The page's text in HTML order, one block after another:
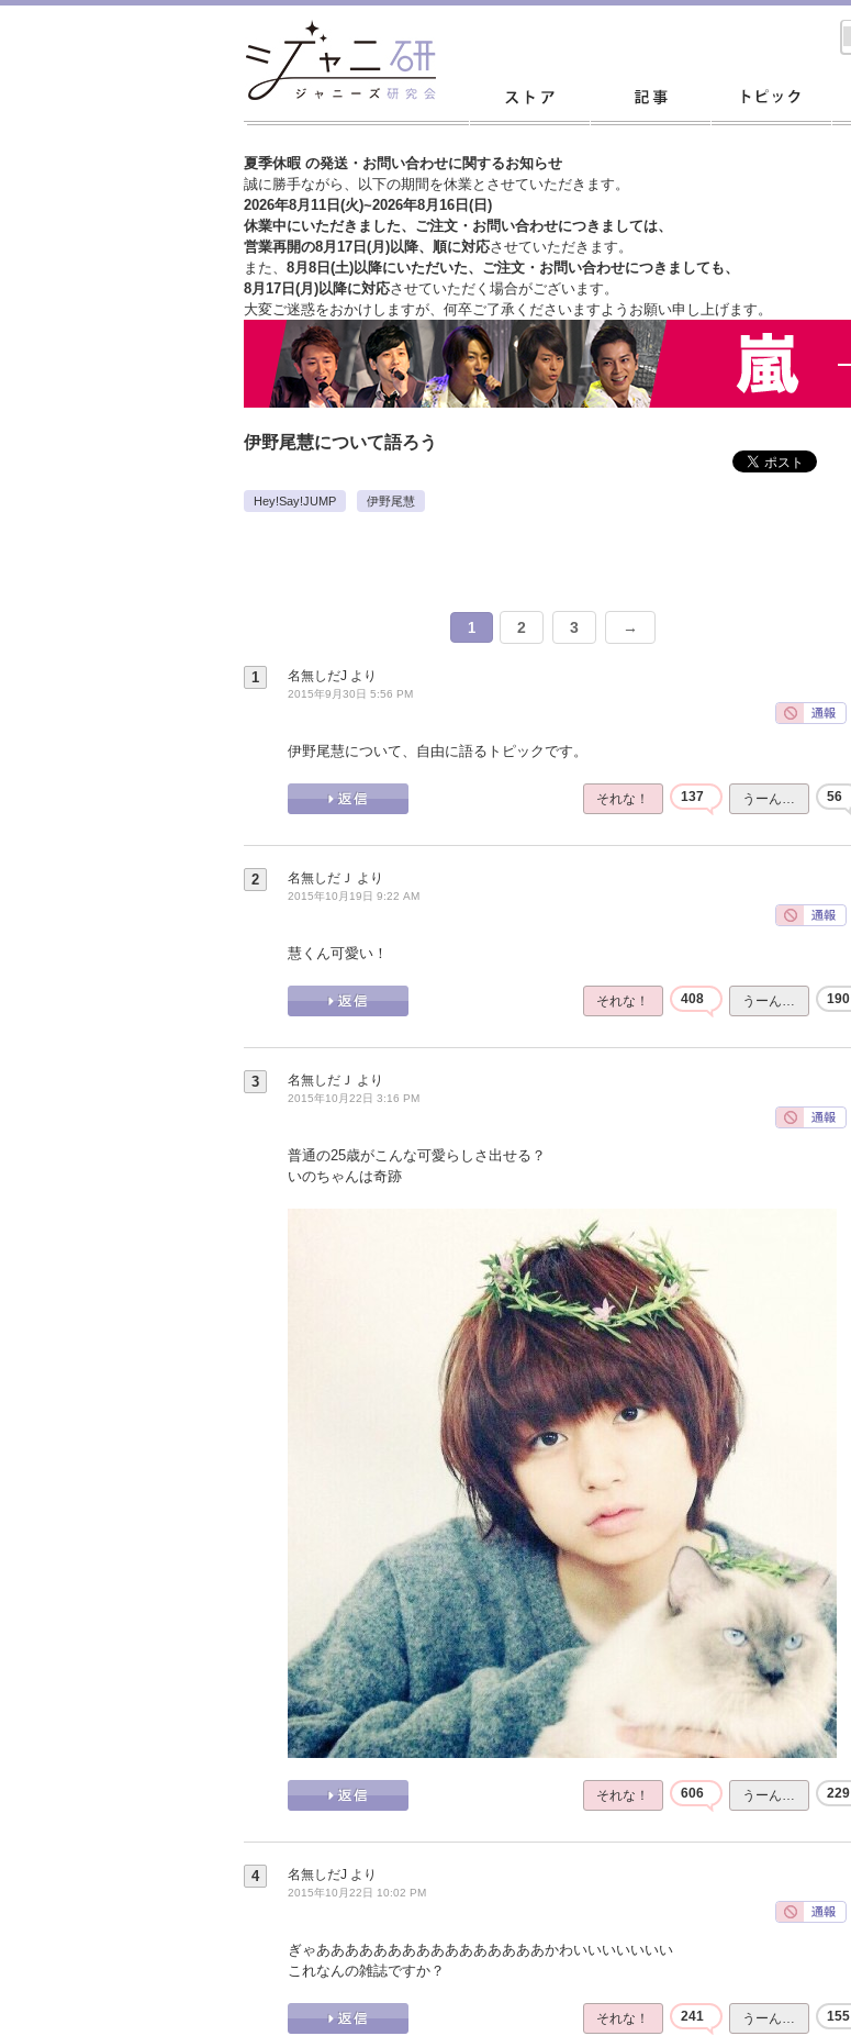
夏季休暇 の発送・お問い合わせに関するお知らせ
誠に勝手ながら、以下の期間を休業とさせていただきます。
2026年8月11日(火)~2026年8月16日(日)
休業中にいただきました、ご注文・お問い合わせにつきましては、
営業再開の8月17日(月)以降、順に対応させていただきます。
また、 8月8日(土)以降にいただいた、ご注文・ お問い合わせにつきましても、
8月17日(月)以降に対応させていただく場合がございます。
大変ご迷惑をおかけしますが、 何卒ご了承くださいますようお願い申し上げます。
伊野尾慧について語ろう
Hey!Say!JUMP 伊野尾慧
1 2 3 →
1 名無しだJ より
2015年9月30日 5:56 PM
伊野尾慧について、自由に語るトピックです。
それな！ 137 うーん… 56
2 名無しだＪ より
2015年10月19日 9:22 AM
慧くん可愛い！
それな！ 408 うーん… 190
3 名無しだＪ より
2015年10月22日 3:16 PM
普通の25歳がこんな可愛らしさ出せる？
いのちゃんは奇跡
それな！ 606 うーん… 229
4 名無しだJ より
2015年10月22日 10:02 PM
ぎゃああああああああああああああああかわいいいいいいい
これなんの雑誌ですか？
それな！ 241 うーん… 155